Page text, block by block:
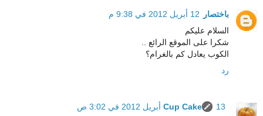
باختصار
12 أبريل 2012 في 9:38 م
السلام عليكم
شكرا على الموقع الرائع ..
الكوب يعادل كم بالغرام؟
رد
Cup Cake
13 أبريل 2012 في 3:02 ص